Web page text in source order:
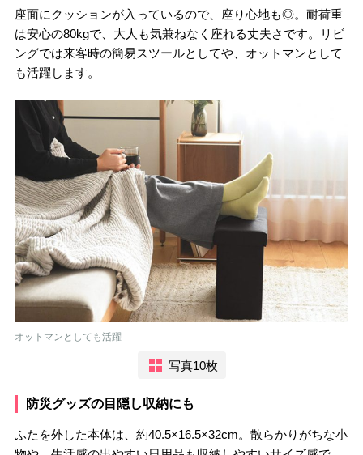
座面にクッションが入っているので、座り心地も◎。耐荷重
は安心の80kgで、大人も気兼ねなく座れる丈夫さです。リビ
ングでは来客時の簡易スツールとしてや、オットマンとして
も活躍します。
オットマンとしても活躍
写真10枚
防災グッズの目隠し収納にも
ふたを外した本体は、約40.5×16.5×32cm。散らかりがちな小